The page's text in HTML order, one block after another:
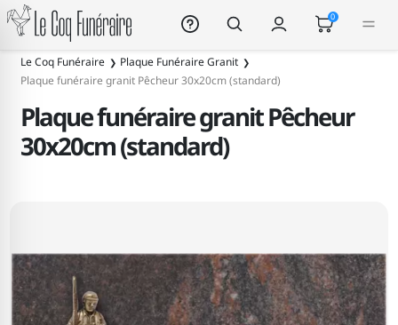
Le Coq Funéraire 0
Le Coq Funéraire
Plaque Funéraire Granit
Plaque funéraire granit Pêcheur 30x20cm (standard)
Plaque funéraire granit Pêcheur
30x20cm (standard)